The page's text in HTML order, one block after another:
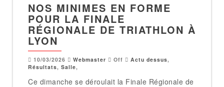
NOS MINIMES EN FORME
POUR LA FINALE
RÉGIONALE DE TRIATHLON À
LYON
10/03/2026 Webmaster Off Actu dessus,
Résultats, Salle,
Ce dimanche se déroulait la Finale Régionale de